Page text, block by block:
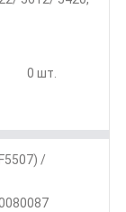
0 шт.
/